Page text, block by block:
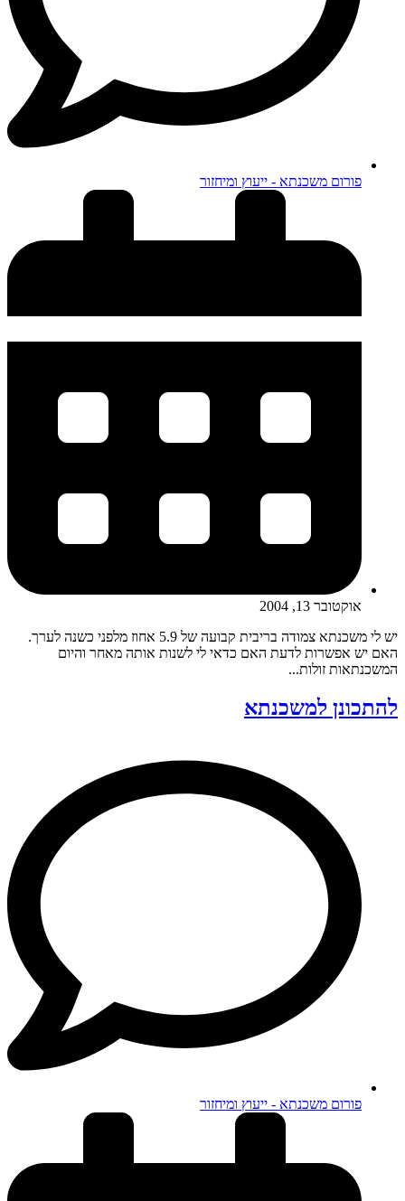
פורום משכנתא - ייעוץ ומיחזור
אוקטובר 13, 2004
יש לי משכנתא צמודה בריבית קבועה של 5.9 אחוז מלפני כשנה לערך.
האם יש אפשרות לדעת האם כדאי לי לשנות אותה מאחר והיום
המשכנתאות זולות...
להתכונן למשכנתא
פורום משכנתא - ייעוץ ומיחזור